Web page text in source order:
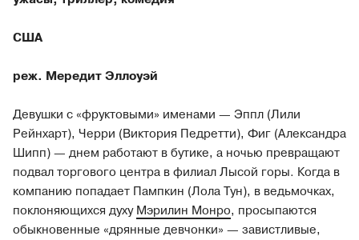
США
реж. Мередит Эллоуэй
Девушки с «фруктовыми» именами — Эппл (Лили
Рейнхарт), Черри (Виктория Педретти), Фиг (Александра
Шипп) — днем работают в бутике, а ночью превращают
подвал торгового центра в филиал Лысой горы. Когда в
компанию попадает Пампкин (Лола Тун), в ведьмочках,
поклоняющихся духуМэрилин Монро, просыпаются
обыкновенные «дрянные девчонки» — завистливые,